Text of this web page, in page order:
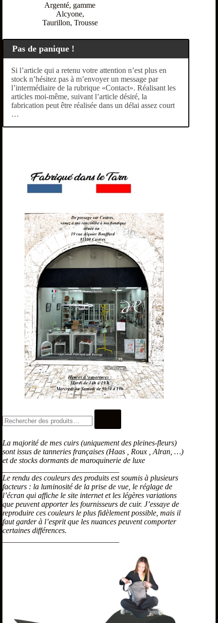
Argenté, gamme
Alcyone,
Taurillon, Trousse
Pas de panique !
Si l’article qui a retenu votre attention n’est plus en
stock n’hésitez pas à m’envoyer un message par
l’intermédiaire de la rubrique «Contact». Réalisant les
articles moi-même, suivant l’article désiré, la
fabrication peut être réalisée dans un délai assez court
…
La majorité de mes cuirs (uniquement des pleines-fleurs)
sont issus de tanneries françaises (Haas , Roux , Alran, …)
et de stocks dormants de maroquinerie de luxe
Le rendu des couleurs des produits est soumis à plusieurs
facteurs : la luminosité de la prise de vue, le réglage de
l’écran qui affiche le site internet et les légères variations
que peuvent apporter les fournisseurs de cuir. J’essaye de
reproduire ces couleurs le plus fidèlement possible, mais il
faut garder à l’esprit que les nuances peuvent comporter
certaines différences.